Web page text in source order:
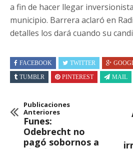
a fin de hacer llegar
municipio. Barrera aclaró en
detalles los dará cuando su
FACEBOOK TWITTER
TUMBLR
PINTEREST MAIL
Publicaciones
Anteriores
Funes:
Odebrecht no
pagó sobornos a